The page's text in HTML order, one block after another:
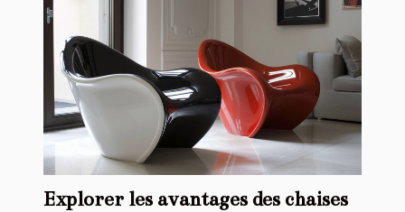
Explorer les avantages des chaises